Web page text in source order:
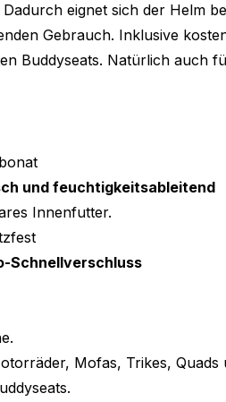
eignet sich der Helm
Gebrauch. Inklusive
Buddyseats. Natürlich auch
und feuchtigkeitsableitend
Innenfutter.
Schnellverschluss
Mofas, Trikes, Quads